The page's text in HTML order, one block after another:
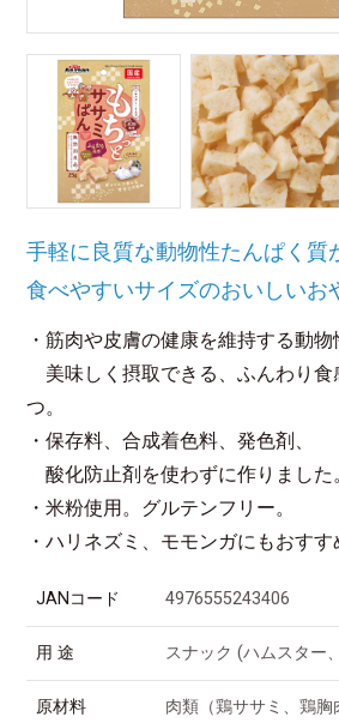
手軽に良質な動物性たんぱく質
食べやすいサイズのおいしいお
・筋肉や皮膚の健康を維持する動
美味しく摂取できる、ふんわり食
つ。
・保存料、合成着色料、発色剤、
酸化防止剤を使わずに作りました
・米粉使用。グルテンフリー。
・ハリネズミ、モモンガにもおすす
JANコード 4976555243406
用 途 スナック (ハムスター
原材料
肉類（鶏ササミ、鶏胸